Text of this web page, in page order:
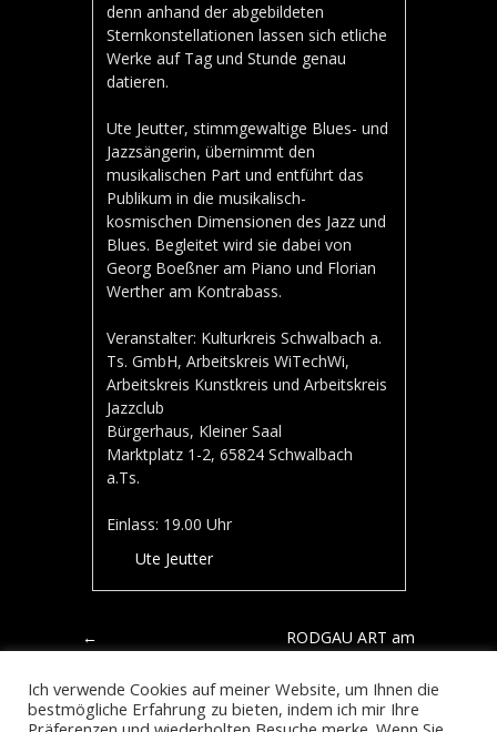
denn anhand der abgebildeten
Sternkonstellationen lassen sich etliche
Werke auf Tag und Stunde genau
datieren.
Ute Jeutter, stimmgewaltige Blues- und
Jazzsängerin, übernimmt den
musikalischen Part und entführt das
Publikum in die musikalisch-
kosmischen Dimensionen des Jazz und
Blues. Begleitet wird sie dabei von
Georg Boeßner am Piano und Florian
Werther am Kontrabass.
Veranstalter: Kulturkreis Schwalbach a.
Ts. GmbH, Arbeitskreis WiTechWi,
Arbeitskreis Kunstkreis und Arbeitskreis
Jazzclub
Bürgerhaus, Kleiner Saal
Marktplatz 1-2, 65824 Schwalbach
a.Ts.
Einlass: 19.00 Uhr
Ute Jeutter
Artikel-Navigation
←
21&22.5.22
Aterlierhaus B 71
RODGAU ART am
Ich verwende Cookies auf meiner Website, um Ihnen die
bestmögliche Erfahrung zu bieten, indem ich mir Ihre